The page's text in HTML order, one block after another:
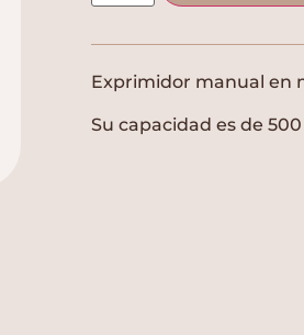
Exprimidor manual en
Su capacidad es de